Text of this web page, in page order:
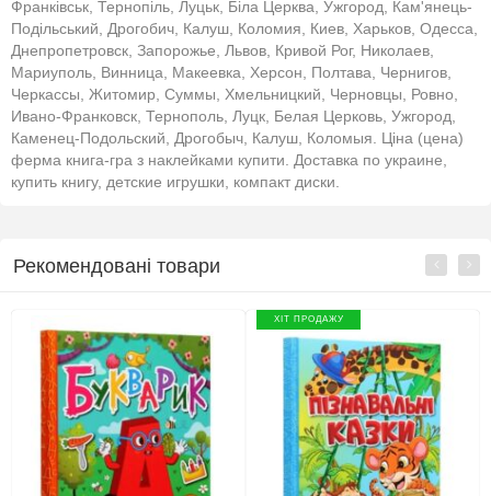
Франківськ, Тернопіль, Луцьк, Біла Церква, Ужгород, Кам'янець-
Подільський, Дрогобич, Калуш, Коломия, Киев, Харьков, Одесса,
Днепропетровск, Запорожье, Львов, Кривой Рог, Николаев,
Мариуполь, Винница, Макеевка, Херсон, Полтава, Чернигов,
Черкассы, Житомир, Суммы, Хмельницкий, Черновцы, Ровно,
Ивано-Франковск, Тернополь, Луцк, Белая Церковь, Ужгород,
Каменец-Подольский, Дрогобыч, Калуш, Коломыя. Ціна (цена)
ферма книга-гра з наклейками купити. Доставка по украине,
купить книгу, детские игрушки, компакт диски.
Рекомендовані товари
ХІТ ПРОДАЖУ